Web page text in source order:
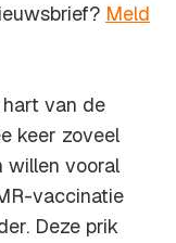
Meld
hart van de
keer zoveel
willen vooral
vaccinatie
Deze prik